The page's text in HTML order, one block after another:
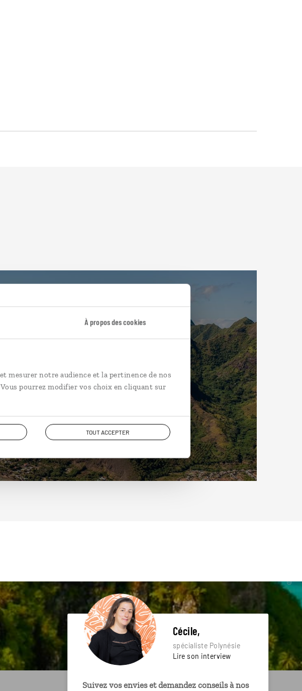
À propos des cookies
notre audience et la pertinence de nos
pourrez modifier vos choix en cliquant sur
TOUT ACCEPTER
Cécile,
spécialiste Polynésie
Lire son interview
Suivez vos envies et demandez conseils à nos